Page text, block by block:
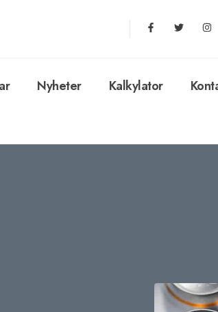
Nyheter Kalkylator